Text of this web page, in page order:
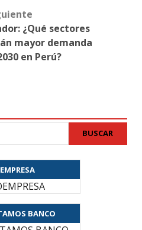
¿Qué sectores
mayor demanda
en Perú?
BUSCAR
BANCO